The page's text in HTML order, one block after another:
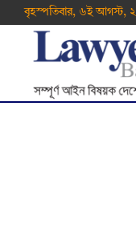
বৃহস্পতিবার, ৬ই আগস্ট,